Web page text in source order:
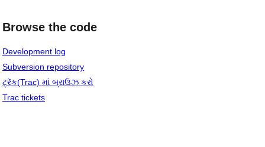
Browse the code
Development log
Subversion repository
ટ્રૅક(Trac) માં બ્રાઉઝ કરો
Trac tickets